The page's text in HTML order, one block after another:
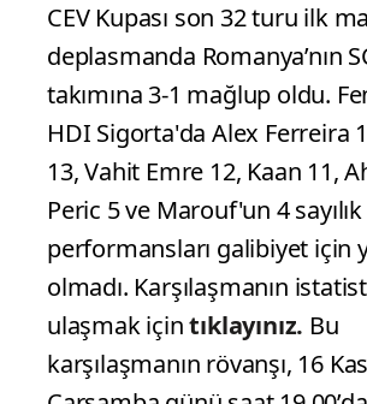
CEV Kupası son 32 turu ilk
deplasmanda Romanya’nın
takımına 3-1 mağlup oldu.
HDI Sigorta'da Alex Ferreira
13, Vahit Emre 12, Kaan 11,
Peric 5 ve Marouf'un 4 sayılık
performansları galibiyet için
olmadı. Karşılaşmanın
ulaşmak içintıklayınız. Bu
karşılaşmanın rövanşı, 16